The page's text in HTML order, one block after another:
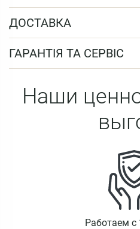
ДОСТАВКА
ГАРАНТІЯ ТА СЕРВІС
Наши
Работаем с